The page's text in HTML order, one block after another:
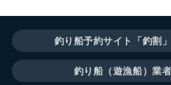
釣り船予約サイト「釣割
釣り船（遊漁船）業